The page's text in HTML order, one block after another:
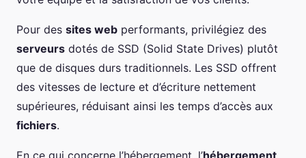
Pour des sites web performants, privilégiez des
serveurs dotés de SSD (Solid State Drives) plutôt
que de disques durs traditionnels. Les SSD offrent
des vitesses de lecture et d’écriture nettement
supérieures, réduisant ainsi les temps d’accès aux
fichiers.